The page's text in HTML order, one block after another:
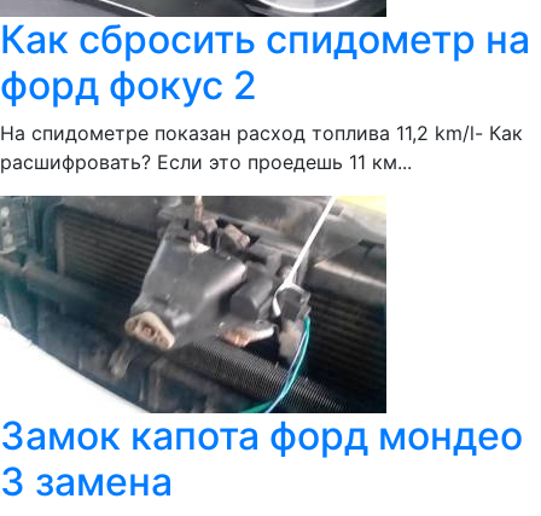
Как сбросить спидометр на
форд фокус 2
На спидометре показан расход топлива 11,2 km/l- Как
расшифровать? Если это проедешь 11 км...
Замок капота форд мондео
3 замена